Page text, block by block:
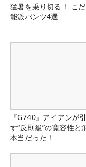
猛暑を乗り切る！ こ
能派パンツ4選
『G740』アイアンが
す“反則級”の寛容性と
本当だった！